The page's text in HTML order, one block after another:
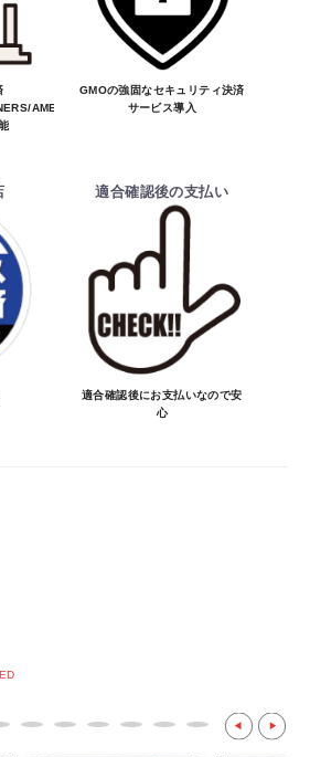
買物を続ける カートへ進む
キャンセル可能です。
ー品のため予告無く価格が
ります。
く生産及び販売不可となる
りません。
場合は、一旦ご注文のお手
ます。
ーカー確認を行い、商品が愛
確認してから決済となりま
後のキャンセルや変更につい
注文後のキャンセルや変更は
AMEX）、
GMOの強固なセキュリティ決済
サービス導入
適合確認後の支払い
適合確認後にお支払いなので安
心